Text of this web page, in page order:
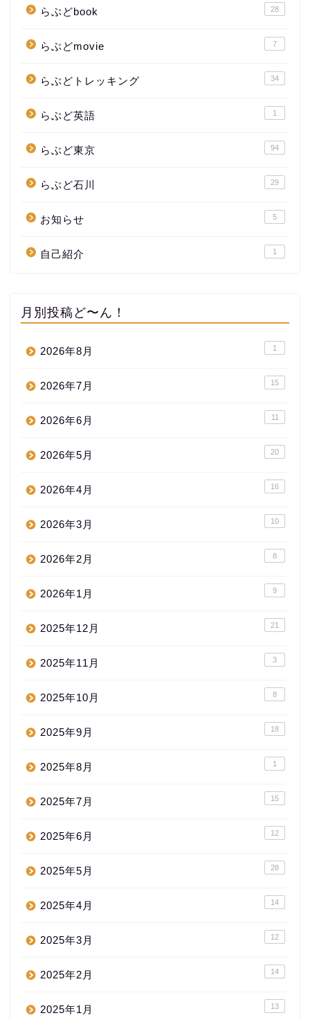
らぶどbook 28
らぶどmovie 7
らぶどトレッキング 34
らぶど英語 1
らぶど東京 94
らぶど石川 29
お知らせ 5
自己紹介 1
月別投稿ど〜ん！
2026年8月 1
2026年7月 15
2026年6月 11
2026年5月 20
2026年4月 16
2026年3月 10
2026年2月 8
2026年1月 9
2025年12月 21
2025年11月 3
2025年10月 8
2025年9月 18
2025年8月 1
2025年7月 15
2025年6月 12
2025年5月 28
2025年4月 14
2025年3月 12
2025年2月 14
2025年1月 13